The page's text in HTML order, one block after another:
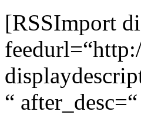
[RSSImport
“ after_desc=“